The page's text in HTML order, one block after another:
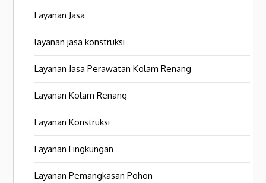
Layanan Jasa
layanan jasa konstruksi
Layanan Jasa Perawatan Kolam Renang
Layanan Kolam Renang
Layanan Konstruksi
Layanan Lingkungan
Layanan Pemangkasan Pohon